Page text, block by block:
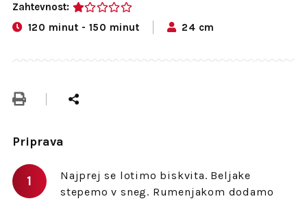
Zahtevnost:
120 minut - 150 minut 24 cm
Priprava
Najprej se lotimo biskvita. Beljake
stepemo v sneg. Rumenjakom dodamo